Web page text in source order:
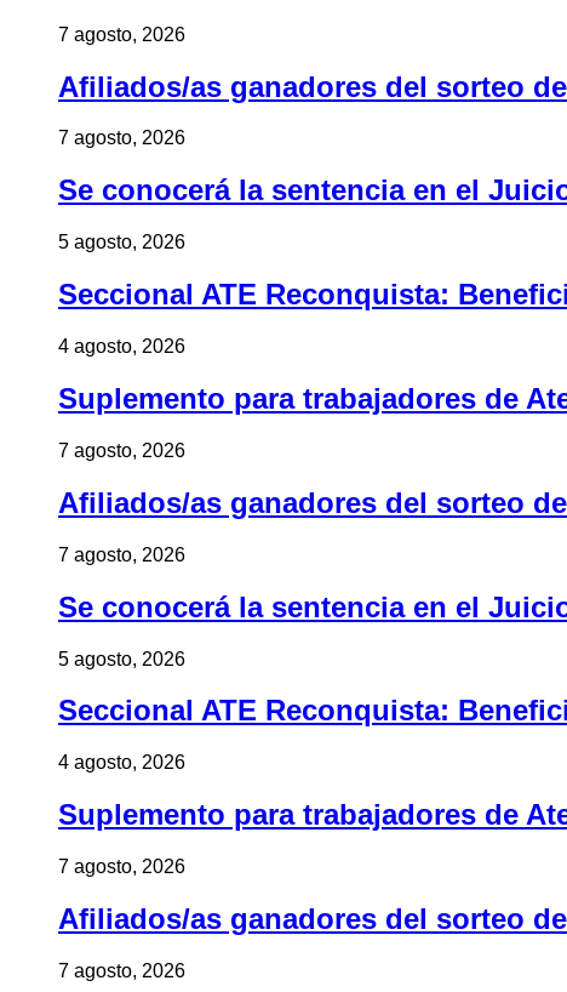
7 agosto, 2026
Afiliados/as ganadores del sorteo
7 agosto, 2026
Se conocerá la sentencia en el
5 agosto, 2026
Seccional ATE Reconquista:
4 agosto, 2026
Suplemento para trabajadores de
7 agosto, 2026
Afiliados/as ganadores del sorteo
7 agosto, 2026
Se conocerá la sentencia en el
5 agosto, 2026
Seccional ATE Reconquista:
4 agosto, 2026
Suplemento para trabajadores de
7 agosto, 2026
Afiliados/as ganadores del sorteo
7 agosto, 2026